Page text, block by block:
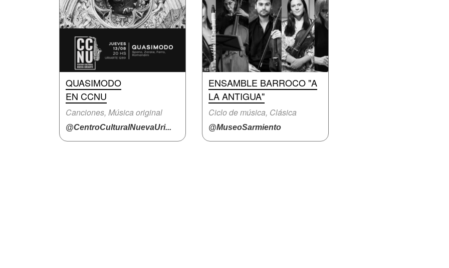
QUASIMODO
EN CCNU
Canciones, Música original
@CentroCulturalNuevaUri...
ENSAMBLE BARROCO "A
LA ANTIGUA"
Ciclo de música, Clásica
@MuseoSarmiento